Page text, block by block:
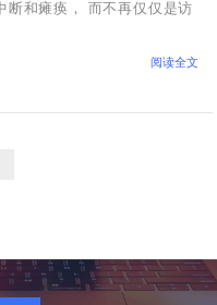
断和瘫痪， 而不再仅仅是访
阅读全文